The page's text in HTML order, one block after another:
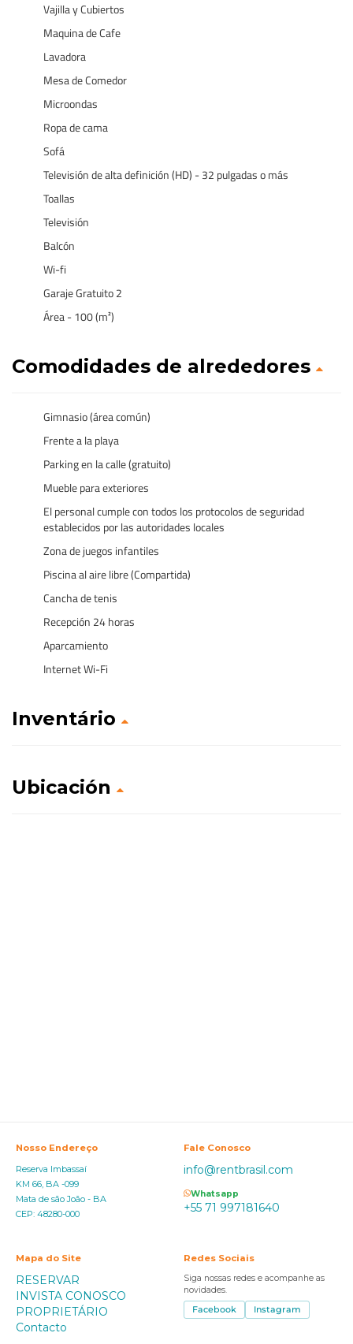
Vajilla y Cubiertos
Maquina de Cafe
Lavadora
Mesa de Comedor
Microondas
Ropa de cama
Sofá
Televisión de alta definición (HD) - 32 pulgadas o más
Toallas
Televisión
Balcón
Wi-fi
Garaje Gratuito 2
Área - 100 (m²)
Comodidades de alrededores
Gimnasio (área común)
Frente a la playa
Parking en la calle (gratuito)
Mueble para exteriores
El personal cumple con todos los protocolos de seguridad
establecidos por las autoridades locales
Zona de juegos infantiles
Piscina al aire libre (Compartida)
Cancha de tenis
Recepción 24 horas
Aparcamiento
Internet Wi-Fi
Inventário
Ubicación
Nosso Endereço
Reserva Imbassaí
KM 66, BA -099
Mata de são João - BA
CEP: 48280-000
Fale Conosco
info@rentbrasil.com
Whatsapp
+55 71 997181640
Mapa do Site
RESERVAR
INVISTA CONOSCO
PROPRIETÁRIO
Contacto
Redes Sociais
Siga nossas redes e acompanhe as
novidades.
Facebook
Instagram